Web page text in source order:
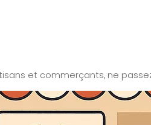
et commerçants, ne